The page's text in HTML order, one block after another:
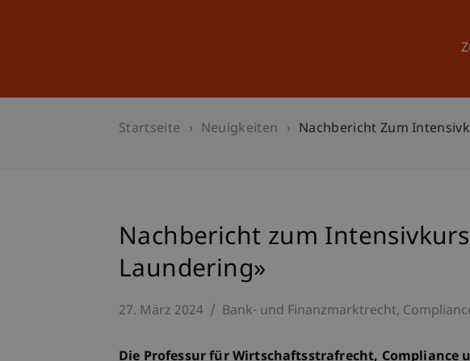
Startseite Neuigkeiten Nachbericht Zum
Nachbericht zum
Laundering»
27. März 2024 Bank- und Finanzmarktrecht
Die Professur für Wirtschaftsstrafrecht,